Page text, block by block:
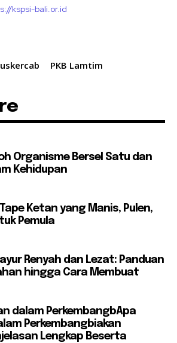
kspsi-bali.or.id
PKB Lamtim
Organisme Bersel Satu dan
Kehidupan
Ketan yang Manis, Pulen,
Pemula
Renyah dan Lezat: Panduan
hingga Cara Membuat
dalam PerkembangbApa
Perkembangbiakan
Lengkap Beserta